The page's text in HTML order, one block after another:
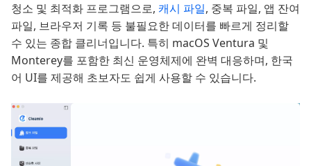
청소 및 최적화 프로그램으로, 캐시 파일, 중복 파일, 앱 잔여
파일, 브라우저 기록 등 불필요한 데이터를 빠르게 정리할
수 있는 종합 클리너입니다. 특히 macOS Ventura 및
Monterey를 포함한 최신 운영체제에 완벽 대응하며, 한국
어 UI를 제공해 초보자도 쉽게 사용할 수 있습니다.